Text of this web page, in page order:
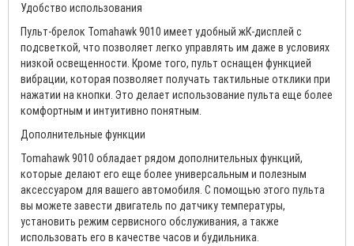
Удобство использования
Пульт-брелок Tomahawk 9010 имеет удобный жК-дисплей с
подсветкой, что позволяет легко управлять им даже в условиях
низкой освещенности. Кроме того, пульт оснащен функцией
вибрации, которая позволяет получать тактильные отклики при
нажатии на кнопки. Это делает использование пульта еще более
комфортным и интуитивно понятным.
Дополнительные функции
Tomahawk 9010 обладает рядом дополнительных функций,
которые делают его еще более универсальным и полезным
аксессуаром для вашего автомобиля. С помощью этого пульта
вы можете завести двигатель по датчику температуры,
установить режим сервисного обслуживания, а также
использовать его в качестве часов и будильника.